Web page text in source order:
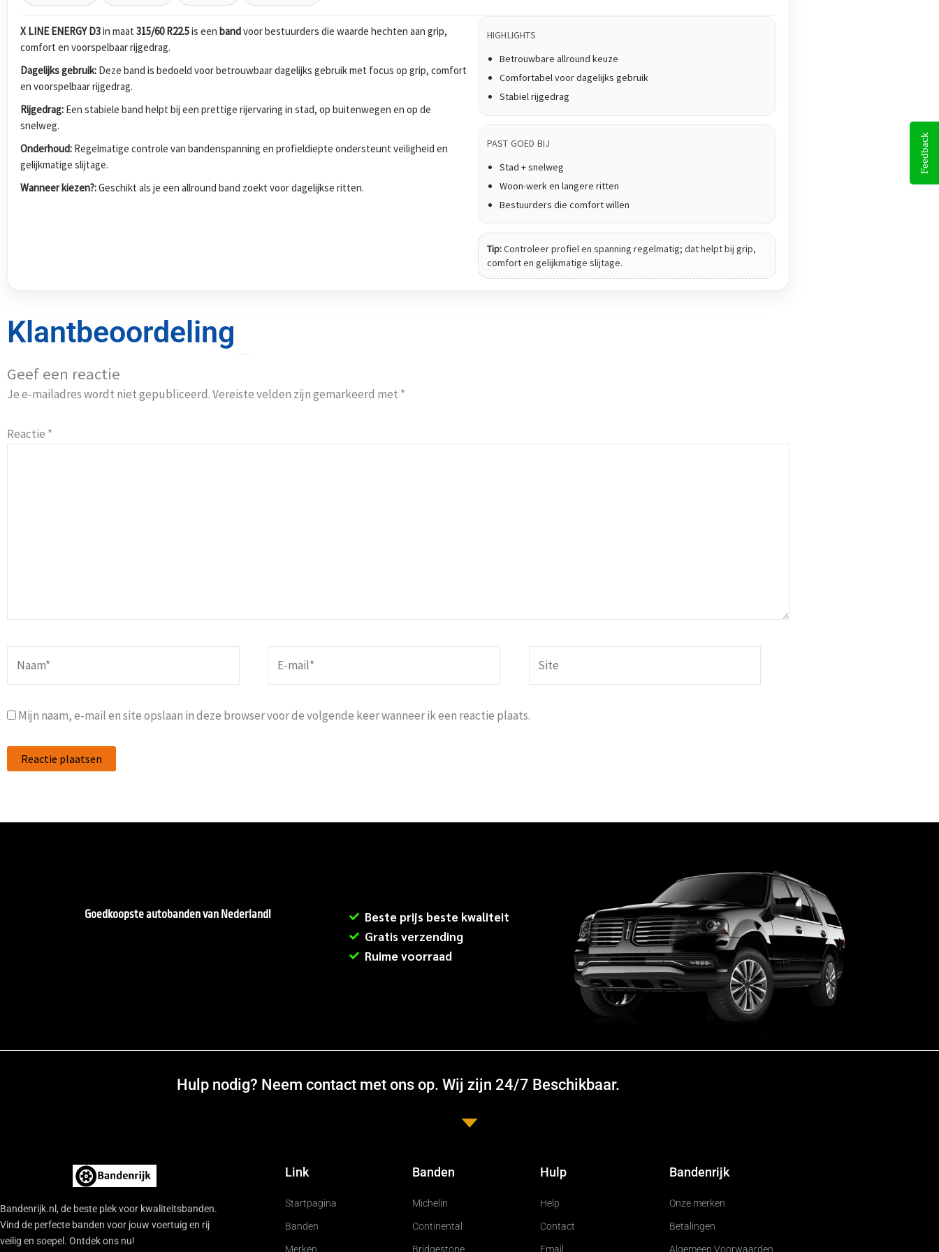
X LINE ENERGY D3in maat 315/60 R22.5is een bandvoor bestuurders die waarde hechten aan grip,
comfort en voorspelbaar rijgedrag.
Dagelijks gebruik: Deze band is bedoeld voor betrouwbaar dagelijks gebruik met focus op grip, comfort
en voorspelbaar rijgedrag.
Rijgedrag: Een stabiele band helpt bij een prettige rijervaring in stad, op buitenwegen en op de
snelweg.
Onderhoud: Regelmatige controle van bandenspanning en profieldiepte ondersteunt veiligheid en
gelijkmatige slijtage.
Wanneer kiezen?:Geschikt als je een allround band zoekt voor dagelijkse ritten.
HIGHLIGHTS
Betrouwbare allround keuze
Comfortabel voor dagelijks gebruik
Stabiel rijgedrag
PAST GOED BIJ
Stad + snelweg
Woon-werk en langere ritten
Bestuurders die comfort willen
Tip:Controleer profiel en spanning regelmatig; dat helpt bij grip,
comfort en gelijkmatige slijtage.
Klantbeoordeling
Geef een reactie
Je e-mailadres wordt niet gepubliceerd.Vereiste velden zijn gemarkeerd met *
Reactie *
mail*
Mijn naam, e-mail en site opslaan in deze browser voor de volgende keer wanneer ik een reactie plaats.
Goedkoopste autobanden van Nederland!
Beste prijs beste kwaliteit
Gratis verzending
Ruime voorraad
Hulp nodig? Neem contact met ons op. Wij zijn 24/7 Beschikbaar.
Bandenrijk.nl, de beste plek voor kwaliteitsbanden.
Vind de perfecte banden voor jouw voertuig en rij
veilig en soepel. Ontdek ons nu!
Link
Startpagina
Banden
Merken
Banden
Michelin
Continental
Bridgestone
Hulp
Help
Contact
Email
Bandenrijk
Onze merken
Betalingen
Algemeen Voorwaarden
Feedback